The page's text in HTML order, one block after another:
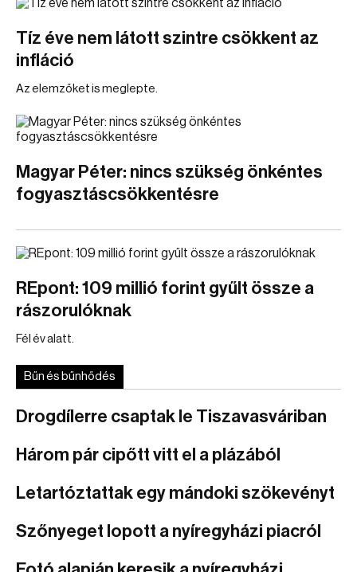
Tíz éve nem látott szintre csökkent az
infláció
Az elemzőket is meglepte.
Magyar Péter: nincs szükség önkéntes
fogyasztáscsökkentésre
REpont: 109 millió forint gyűlt össze a
rászorulóknak
Fél év alatt.
Bűn és bűnhődés
Drogdílerre csaptak le Tiszavasváriban
Három pár cipőtt vitt el a plázából
Letartóztattak egy mándoki szökevényt
Szőnyeget lopott a nyíregyházi piacról